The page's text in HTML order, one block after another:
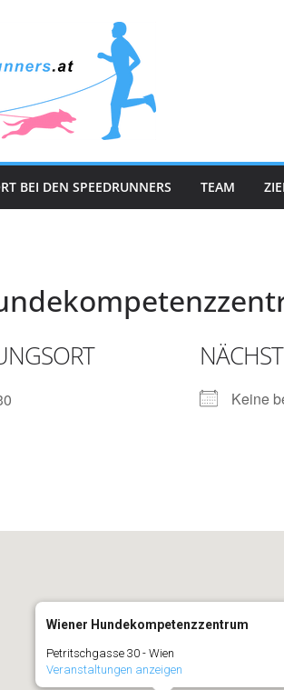
BEI DEN SPEEDRUNNERS TEAM
Keine
Wiener Hundekompetenzzentrum
Petritschgasse 30 - Wien
Veranstaltungen anzeigen